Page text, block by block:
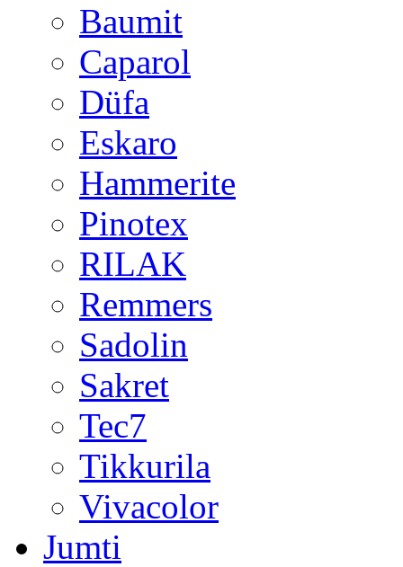
Baumit
Caparol
Düfa
Eskaro
Hammerite
Pinotex
RILAK
Remmers
Sadolin
Sakret
Tec7
Tikkurila
Vivacolor
Jumti